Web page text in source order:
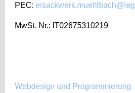
PEC:
MwSt. Nr.: IT02675310219
Webdesign und Programmierung